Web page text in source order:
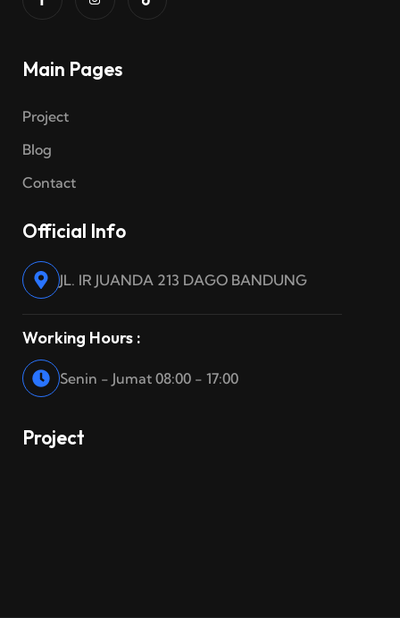
Main Pages
Project
Blog
Contact
Official Info
JL. IR JUANDA 213 DAGO BANDUNG
Working Hours :
Senin - Jumat 08:00 - 17:00
Project